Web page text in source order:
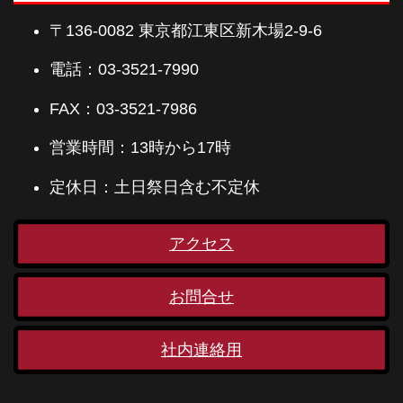
〒136-0082 東京都江東区新木場2-9-6
電話：03-3521-7990
FAX：03-3521-7986
営業時間：13時から17時
定休日：土日祭日含む不定休
アクセス
お問合せ
社内連絡用